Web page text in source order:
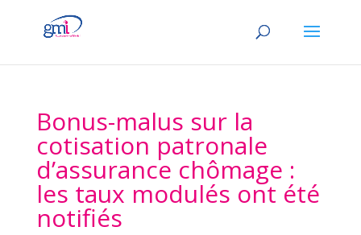
Bonus-malus sur la
cotisation patronale
d’assurance chômage :
les taux modulés ont été
notifiés